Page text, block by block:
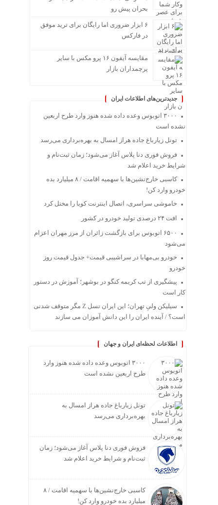
بحران پیش رو
۶ ابزار ضروری اما رایگان برای ترید موفق
در فارکس
مقایسه آیفون ۱۶ پرو مکس با سایر
پرچمداران بازار
جدیدترین‌های اطلاعات ایران
۳۰۰۰ اتوبوس وعده داده شده هنوز وارد طرح اربعین
نشده است
تونل زیارباغ جاده هراز امسال به بهره‌برداری می‌رسد
فروش فوری دنا پلاس آغاز می‌شود؛ زمان ثبت‌نام و
شرایط خرید اعلام شد
کاسبی خارج‌نشین‌ها با سهمیه اقامت / ۸ میلیارد بده
خودرو وارد کن!
خاموشی سراسری، اتصال اینترنت کوبا را مختل کرد
افت ۲۴ درصدی تولید خودرو در کشور
۶۵۰۰ اتوبوس برای بازگشت زائران از مرز مهران اعزام
می‌شود
خودرو بی‌مهابا در سراشیبی قیمت+ جدول قیمت روز
خودرو
پیشگیری از تب کریمه کنگو در بوشهر؛ آموزش در دستور
کار است
سیلیکن ولیِ تهران؛ این ایران نسل Z مگر متوقف شدنی
است؟ / آینده ایران را این دانش آموزان می سازند
اطلاعات لحظه‌ای ایران و جهان
۳۰۰۰ اتوبوس وعده داده شده هنوز وارد
طرح اربعین نشده است
تونل زیارباغ جاده هراز امسال به
بهره‌برداری می‌رسد
فروش فوری دنا پلاس آغاز می‌شود؛ زمان
ثبت‌نام و شرایط خرید اعلام شد
کاسبی خارج‌نشین‌ها با سهمیه اقامت / ۸
میلیارد بده خودرو وارد کن!